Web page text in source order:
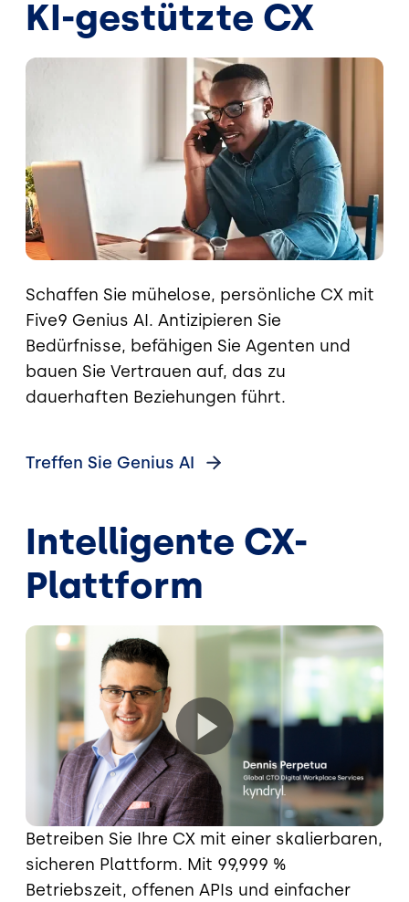
KI-gestützte CX
Bild
Schaffen Sie mühelose, persönliche CX mit
Five9 Genius AI. Antizipieren Sie
Bedürfnisse, befähigen Sie Agenten und
bauen Sie Vertrauen auf, das zu
dauerhaften Beziehungen führt.
Treffen Sie Genius AI
Intelligente CX-
Plattform
Betreiben Sie Ihre CX mit einer skalierbaren,
sicheren Plattform. Mit 99,999 %
Betriebszeit, offenen APIs und einfacher